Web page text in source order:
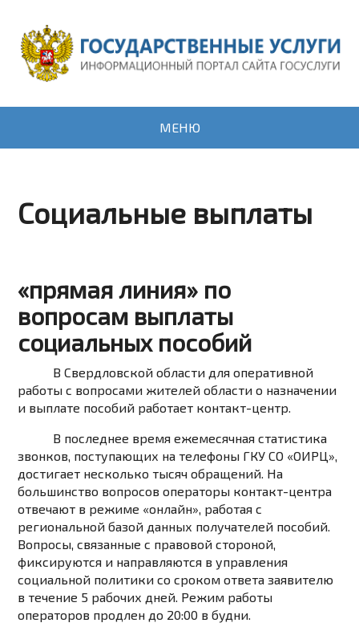
МЕНЮ
Социальные выплаты
«прямая линия» по
вопросам выплаты
социальных пособий
В Свердловской области для оперативной
работы с вопросами жителей области о назначении
и выплате пособий работает контакт-центр.
В последнее время ежемесячная статистика
звонков, поступающих на телефоны ГКУ СО «ОИРЦ»,
достигает несколько тысяч обращений. На
большинство вопросов операторы контакт-центра
отвечают в режиме «онлайн», работая с
региональной базой данных получателей пособий.
Вопросы, связанные с правовой стороной,
фиксируются и направляются в управления
социальной политики со сроком ответа заявителю
в течение 5 рабочих дней. Режим работы
операторов продлен до 20:00 в будни.